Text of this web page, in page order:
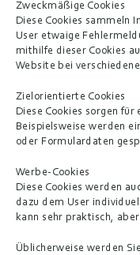
Zweckmäßige Cookies
Diese Cookies sammeln
User etwaige
mithilfe dieser Cookies
Website bei
Zielorientierte Cookies
Diese Cookies sorgen
Beispielsweise werden
oder Formulardaten
Werbe-Cookies
Diese Cookies werden
dazu dem User
kann sehr praktisch,
Üblicherweise werden